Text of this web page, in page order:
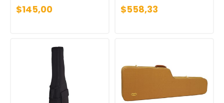
$145,00 $558,33